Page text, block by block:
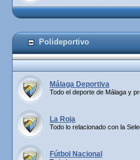
Polideportivo
Málaga Deportiva
Todo el deporte de Málaga y
La Roja
Todo lo relacionado con la
Fútbol Nacional